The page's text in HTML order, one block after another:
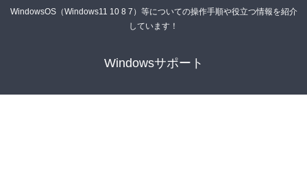
WindowsOS（Windows11 10 8 7）等についての操作手順や役立つ情報を紹介
しています！
Windowsサポート